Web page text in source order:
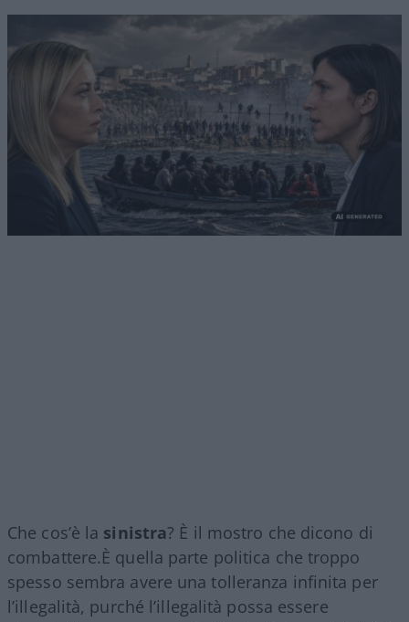
Che cos’è la sinistra? È il mostro che dicono di
combattere.È quella parte politica che troppo
spesso sembra avere una tolleranza infinita per
l’illegalità, purché l’illegalità possa essere